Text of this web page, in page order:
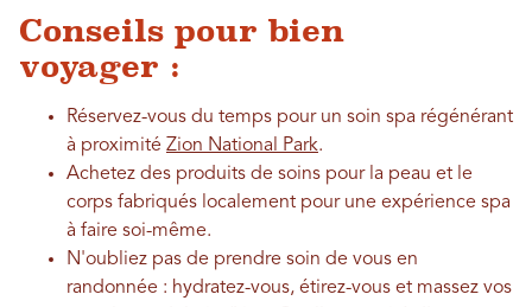
Conseils pour bien
voyager :
Réservez-vous du temps pour un soin spa régénérant
à proximité Zion National Park.
Achetez des produits de soins pour la peau et le
corps fabriqués localement pour une expérience spa
à faire soi-même.
N'oubliez pas de prendre soin de vous en
randonnée : hydratez-vous, étirez-vous et massez vos